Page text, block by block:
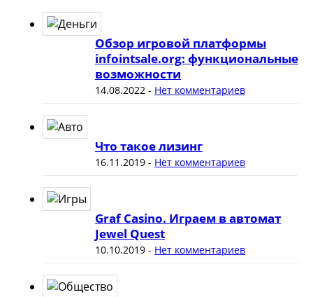
Обзор игровой платформы
infointsale.org: функциональные
возможности
14.08.2022- Нет комментариев
Что такое лизинг
16.11.2019- Нет комментариев
Graf Casino. Играем в автомат
Jewel Quest
10.10.2019- Нет комментариев